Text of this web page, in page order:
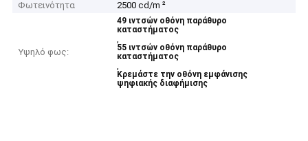
Φωτεινότητα
2500 cd/m ²
Υψηλό φως:
49 ιντσών οθόνη παράθυρο
καταστήματος
,
55 ιντσών οθόνη παράθυρο
καταστήματος
,
Κρεμάστε την οθόνη εμφάνισης
ψηφιακής διαφήμισης